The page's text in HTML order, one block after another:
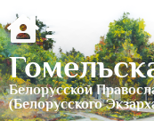
Белорусской
(Белорусского